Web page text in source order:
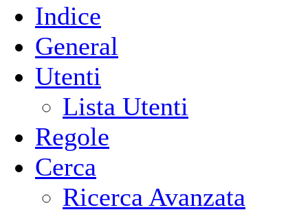
Indice
General
Utenti
Lista Utenti
Regole
Cerca
Ricerca Avanzata